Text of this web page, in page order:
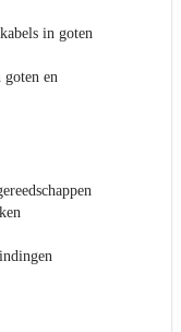
in goten
goten en